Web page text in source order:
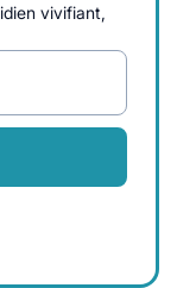
vivifiant,